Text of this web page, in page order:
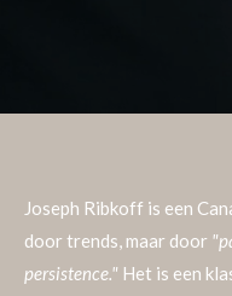
Joseph Ribkoff is een
door trends, maar door
persistence." Het is een